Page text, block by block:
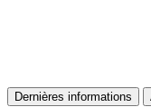
Dernières informations